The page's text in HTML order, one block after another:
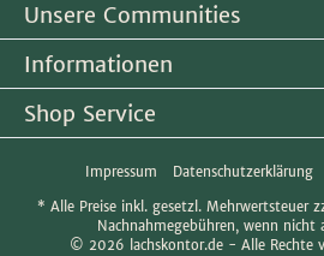
Unsere Communities
Informationen
Shop Service
Impressum Datenschutzerklärung
* Alle Preise inkl. gesetzl. Mehrwertsteuer
Nachnahmegebühren, wenn nicht
© 2026 lachskontor.de - Alle Rechte